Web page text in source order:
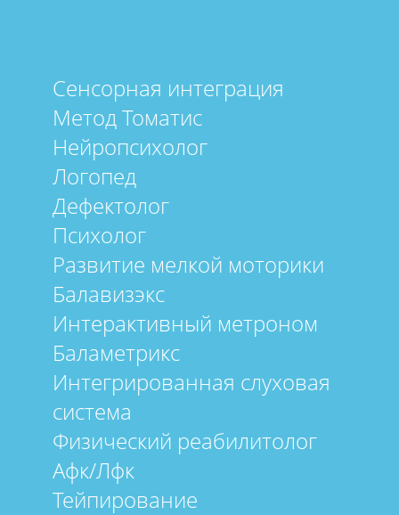
Сенсорная интеграция
Метод Томатис
Нейропсихолог
Логопед
Дефектолог
Психолог
Развитие мелкой моторики
Балавизэкс
Интерактивный метроном
Баламетрикс
Интегрированная слуховая
система
Физический реабилитолог
Афк/Лфк
Тейпирование